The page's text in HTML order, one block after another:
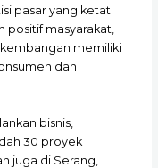
pasar yang ketat.
positif masyarakat,
memiliki
dan
bisnis,
30 proyek
juga di Serang,